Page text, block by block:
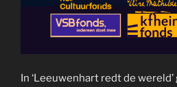
In ‘Leeuwenhart redt de